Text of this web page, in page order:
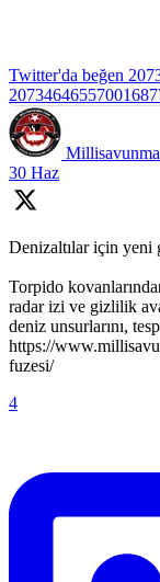
Twitter'da beğen
30 Haz
Denizaltılar için
Torpido
radar izi ve gizlilik
deniz unsurlarını,
https://
fuzesi/
4